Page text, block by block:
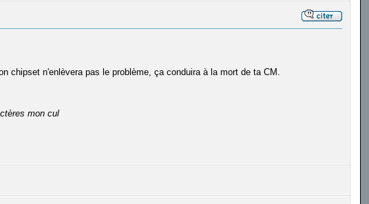
chipset n'enlèvera pas le problème, ça conduira à la mort de ta CM.
mon cul